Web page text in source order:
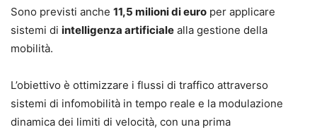
Sono previsti anche 11,5 milioni di euro per applicare
sistemi di intelligenza artificiale alla gestione della
mobilità.
L’obiettivo è ottimizzare i flussi di traffico attraverso
sistemi di infomobilità in tempo reale e la modulazione
dinamica dei limiti di velocità, con una prima